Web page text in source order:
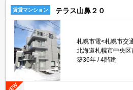
賃貸マンション テラス山鼻２０
札幌市電<札幌市交
北海道札幌市中央区
築36年
4階建